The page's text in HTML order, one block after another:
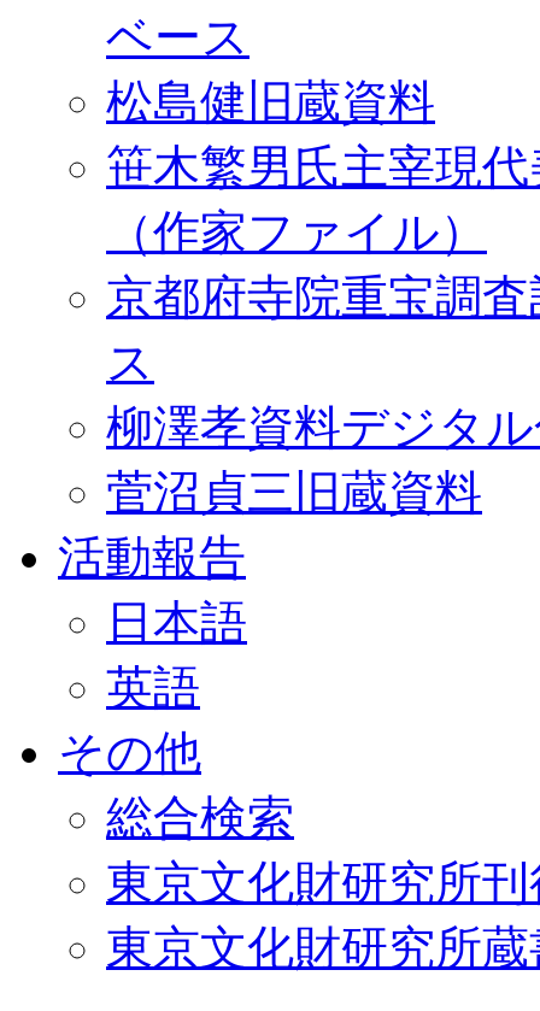
ベース
松島健旧蔵資料
笹木繁男氏主宰現
（作家ファイル）
京都府寺院重宝調
ス
柳澤孝資料デジタ
菅沼貞三旧蔵資料
活動報告
日本語
英語
その他
総合検索
東京文化財研究所
東京文化財研究所